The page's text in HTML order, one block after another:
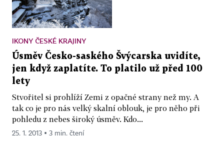
IKONY ČESKÉ KRAJINY
Úsměv Česko-saského Švýcarska uvidíte,
jen když zaplatíte. To platilo už před 100
lety
Stvořitel si prohlíží Zemi z opačné strany než my. A
tak co je pro nás velký skalní oblouk, je pro něho při
pohledu z nebes široký úsměv. Kdo...
25. 1. 2013 ▪ 3 min. čtení